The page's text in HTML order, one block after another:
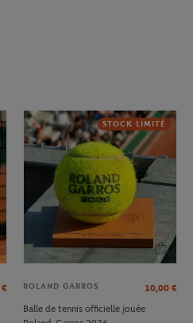
€
STOCK LIMITÉ
ROLAND GARROS 10,00 €
Balle de tennis officielle jouée